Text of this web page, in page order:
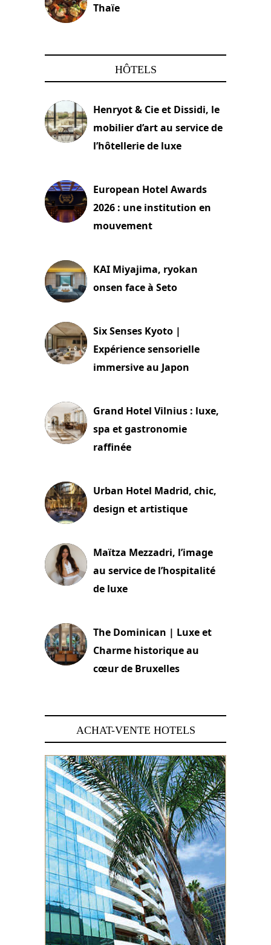
Thaïe
HÔTELS
Henryot & Cie et Dissidi, le
mobilier d’art au service de
l’hôtellerie de luxe
European Hotel Awards
2026 : une institution en
mouvement
KAI Miyajima, ryokan
onsen face à Seto
Six Senses Kyoto |
Expérience sensorielle
immersive au Japon
Grand Hotel Vilnius : luxe,
spa et gastronomie
raffinée
Urban Hotel Madrid, chic,
design et artistique
Maïtza Mezzadri, l’image
au service de l’hospitalité
de luxe
The Dominican | Luxe et
Charme historique au
cœur de Bruxelles
ACHAT-VENTE HOTELS